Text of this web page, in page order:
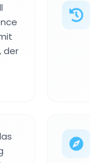
der